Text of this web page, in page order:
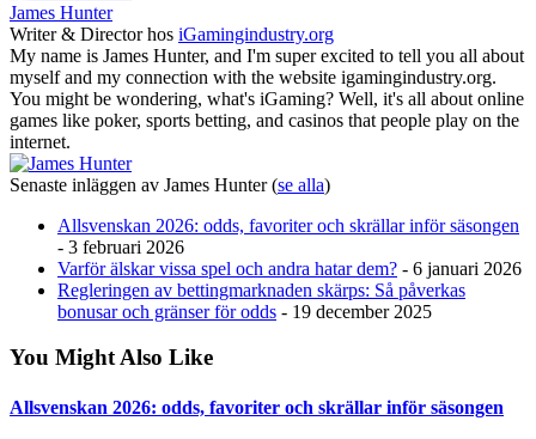
James Hunter
Writer & Directorhos iGamingindustry.org
My name is James Hunter, and I'm super excited to tell you all about
myself and my connection with the website igamingindustry.org.
You might be wondering, what's iGaming? Well, it's all about online
games like poker, sports betting, and casinos that people play on the
internet.
Senaste inläggen av James Hunter(se alla)
Allsvenskan 2026: odds, favoriter och skrällar inför säsongen
- 3 februari 2026
Varför älskar vissa spel och andra hatar dem? - 6 januari 2026
Regleringen av bettingmarknaden skärps: Så påverkas
bonusar och gränser för odds - 19 december 2025
You Might Also Like
Allsvenskan 2026: odds, favoriter och skrällar inför säsongen